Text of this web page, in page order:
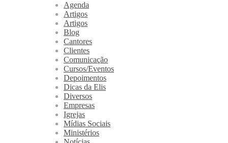
Agenda
Artigos
Artigos
Blog
Cantores
Clientes
Comunicação
Cursos/Eventos
Depoimentos
Dicas da Elis
Diversos
Empresas
Igrejas
Mídias Sociais
Ministérios